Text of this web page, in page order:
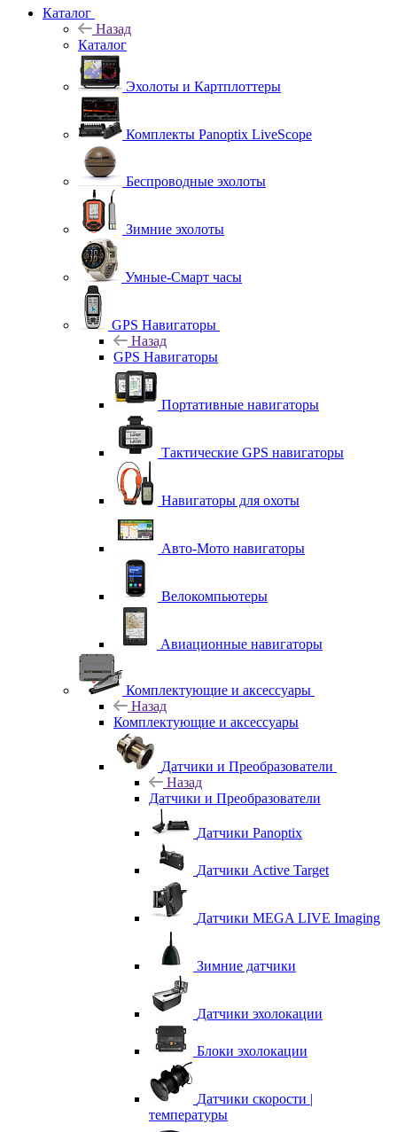
Каталог
Назад
Каталог
Эхолоты и Картплоттеры
Комплекты Panoptix LiveScope
Беспроводные эхолоты
Зимние эхолоты
Умные-Смарт часы
GPS Навигаторы
Назад
GPS Навигаторы
Портативные навигаторы
Тактические GPS навигаторы
Навигаторы для охоты
Авто-Мото навигаторы
Велокомпьютеры
Авиационные навигаторы
Комплектующие и аксессуары
Назад
Комплектующие и аксессуары
Датчики и Преобразователи
Назад
Датчики и Преобразователи
Датчики Panoptix
Датчики Active Target
Датчики MEGA LIVE Imaging
Зимние датчики
Датчики эхолокации
Блоки эхолокации
Датчики скорости |
температуры